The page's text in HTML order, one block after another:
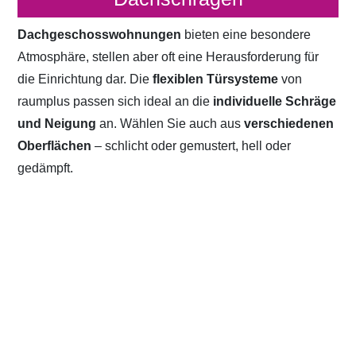
Dachgeschosswohnungen bieten eine besondere
Atmosphäre, stellen aber oft eine Herausforderung für
die Einrichtung dar. Dieflexiblen Türsystemevon
raumplus passen sich ideal an die individuelle Schräge
und Neigung an. Wählen Sie auch ausverschiedenen
Oberflächen – schlicht oder gemustert, hell oder
gedämpft.